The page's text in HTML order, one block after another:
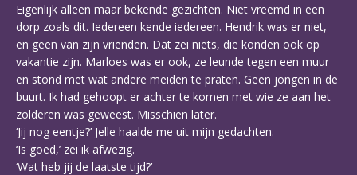
Eigenlijk alleen maar bekende gezichten. Niet vreemd in een
dorp zoals dit. Iedereen kende iedereen. Hendrik was er niet,
en geen van zijn vrienden. Dat zei niets, die konden ook op
vakantie zijn. Marloes was er ook, ze leunde tegen een muur
en stond met wat andere meiden te praten. Geen jongen in de
buurt. Ik had gehoopt er achter te komen met wie ze aan het
zolderen was geweest. Misschien later.
‘Jij nog eentje?’ Jelle haalde me uit mijn gedachten.
‘Is goed,’ zei ik afwezig.
‘Wat heb jij de laatste tijd?’